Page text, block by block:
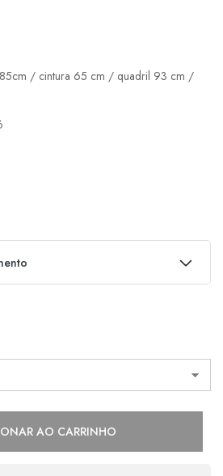
/ cintura 65 cm / quadril 93 cm /
R$489,00
AO CARRINHO